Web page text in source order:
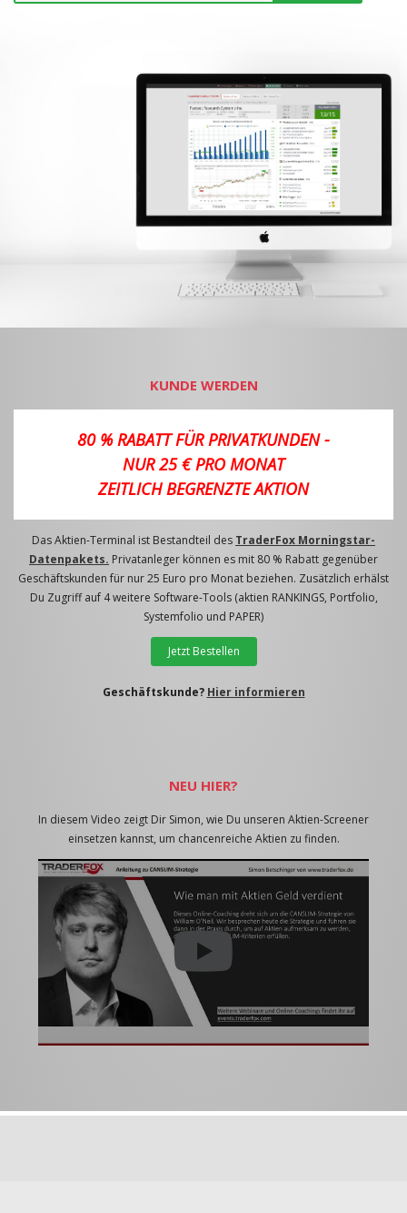
KUNDE WERDEN
80 % RABATT FÜR PRIVATKUNDEN -
NUR 25 € PRO MONAT
ZEITLICH BEGRENZTE AKTION
Das Aktien-Terminal ist Bestandteil des TraderFox Morningstar-
Datenpakets. Privatanleger können es mit 80 % Rabatt gegenüber
Geschäftskunden für nur 25 Euro pro Monat beziehen. Zusätzlich erhälst
Du Zugriff auf 4 weitere Software-Tools (aktien RANKINGS, Portfolio,
Systemfolio und PAPER)
Jetzt Bestellen
Geschäftskunde? Hier informieren
NEU HIER?
In diesem Video zeigt Dir Simon, wie Du unseren Aktien-Screener
einsetzen kannst, um chancenreiche Aktien zu finden.